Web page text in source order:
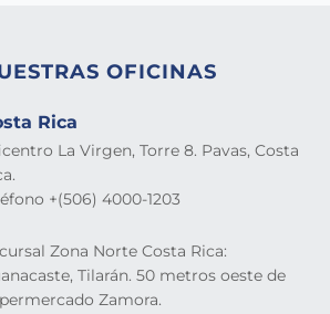
OFICINAS
Rica
La Virgen, Torre 8. Pavas, Costa
+(506) 4000-1203
Zona Norte Costa Rica:
Tilarán. 50 metros oeste de
Zamora.